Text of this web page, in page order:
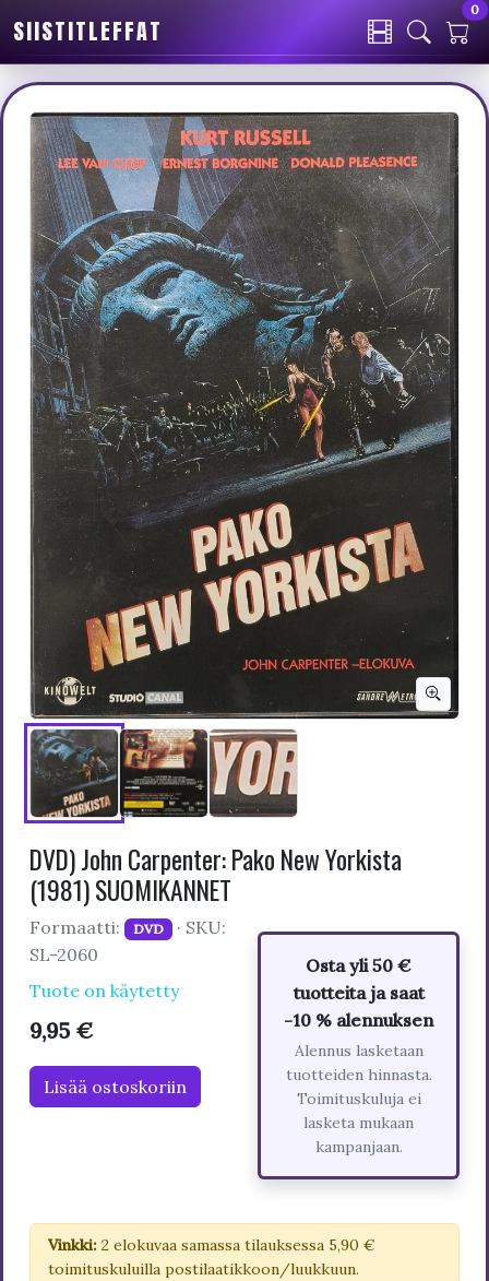
SIISTITLEFFAT
0
DVD) John Carpenter: Pako New Yorkista
(1981) SUOMIKANNET
Formaatti: DVD · SKU:
SL-2060
Tuote on käytetty
9,95 €
Lisää ostoskoriin
Osta yli 50 €
tuotteita ja saat
-10 % alennuksen
Alennus lasketaan
tuotteiden hinnasta.
Toimituskuluja ei
lasketa mukaan
kampanjaan.
Vinkki: 2 elokuvaa samassa tilauksessa 5,90 €
toimituskuluilla postilaatikkoon/luukkuun.